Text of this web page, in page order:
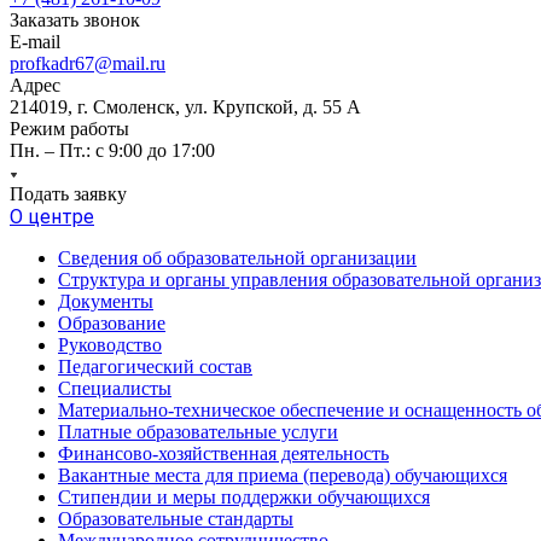
Заказать звонок
E-mail
profkadr67@mail.ru
Адрес
214019, г. Смоленск, ул. Крупской, д. 55 А
Режим работы
Пн. – Пт.: с 9:00 до 17:00
Подать заявку
О центре
Сведения об образовательной организации
Структура и органы управления образовательной
Документы
Образование
Руководство
Педагогический состав
Специалисты
Материально-техническое обеспечение и оснащенность
Платные образовательные услуги
Финансово-хозяйственная деятельность
Вакантные места для приема (перевода) обучающихся
Стипендии и меры поддержки обучающихся
Образовательные стандарты